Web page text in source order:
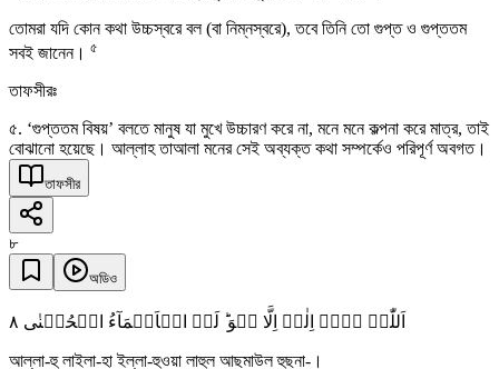
তোমরা যদি কোন কথা উচ্চস্বরে বল (বা নিম্নস্বরে), তবে তিনি তো গুপ্ত ও গুপ্ততম
সবই জানেন। ৫
তাফসীরঃ
৫. ‘গুপ্ততম বিষয়’ বলতে মানুষ যা মুখে উচ্চারণ করে না, মনে মনে কল্পনা করে মাত্র, তাই
বোঝানো হয়েছে। আল্লাহ তাআলা মনের সেই অব্যক্ত কথা সম্পর্কেও পরিপূর্ণ অবগত।
তাফসীর
৮
অডিও
اَللّٰہُ لَاۤ اِلٰہَ اِلَّا ہُوَ ؕ لَہُ الۡاَسۡمَآءُ الۡحُسۡنٰی ٨
আল্লা-হু লাইলা-হা ইল্লা-হুওয়া লাহুল আছমাউল হুছনা-।